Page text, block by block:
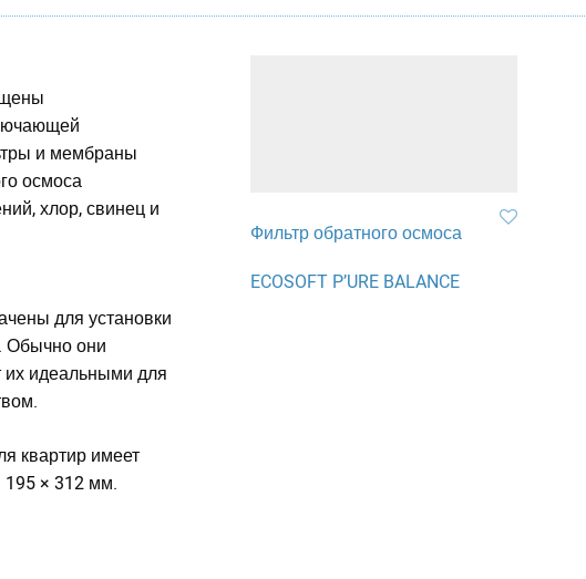
и мембраны
осмоса
хлор, свинец и
для установки
Обычно они
их идеальными для
квартир имеет
× 312 мм.
Фильтр обратного осмоса
ECOSOFT P’URE BALANCE